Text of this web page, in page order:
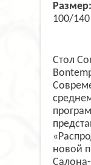
Размер:
100/
Стол
новой